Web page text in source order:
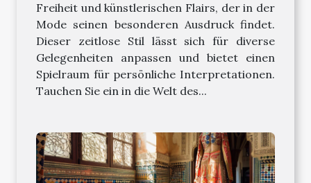
Freiheit und künstlerischen Flairs, der in der
Mode seinen besonderen Ausdruck findet.
Dieser zeitlose Stil lässt sich für diverse
Gelegenheiten anpassen und bietet einen
Spielraum für persönliche Interpretationen.
Tauchen Sie ein in die Welt des...